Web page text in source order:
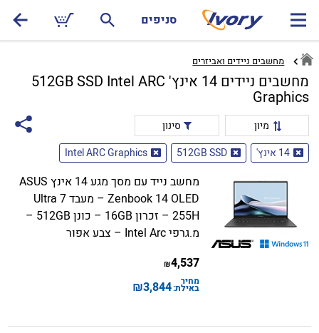
סניפים
מחשבים ניידים ואביזרים
מחשבים ניידים 14 אינץ' 512GB SSD Intel ARC
Graphics
מיון
סינון
14 אינץ'
512GB SSD
Intel ARC Graphics
מחשב נייד עם מסך מגע 14 אינץ ASUS
Zenbook 14 OLED – מעבד Ultra 7
255H – זכרון 16GB – כונן 512GB –
מ.גרפי Intel Arc – צבע אפור
4,537
₪
מחיר
באילת:3,844
₪